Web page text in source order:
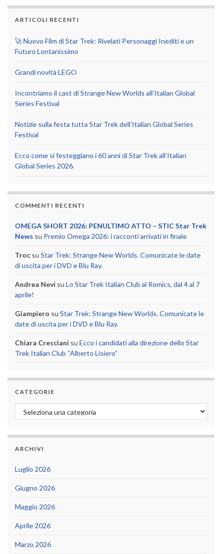
ARTICOLI RECENTI
🚀 Nuovo Film di Star Trek: Rivelati Personaggi Inediti e un
Futuro Lontanissimo
Grandi novità LEGO
Incontriamo il cast di Strange New Worlds all’Italian Global
Series Festival
Notizie sulla festa tutta Star Trek dell’Italian Global Series
Festival
Ecco come si festeggiano i 60 anni di Star Trek all’Italian
Global Series 2026.
COMMENTI RECENTI
OMEGA SHORT 2026: PENULTIMO ATTO – STIC Star Trek
News su Premio Omega 2026: i racconti arrivati in finale
Troc su Star Trek: Strange New Worlds. Comunicate le date
di uscita per i DVD e Blu Ray.
Andrea Nevi su Lo Star Trek Italian Club al Romics, dal 4 al 7
aprile!
Giampiero su Star Trek: Strange New Worlds. Comunicate le
date di uscita per i DVD e Blu Ray.
Chiara Cresciani su Ecco i candidati alla direzione dello Star
Trek Italian Club “Alberto Lisiero”
CATEGORIE
Categorie
ARCHIVI
Luglio 2026
Giugno 2026
Maggio 2026
Aprile 2026
Marzo 2026